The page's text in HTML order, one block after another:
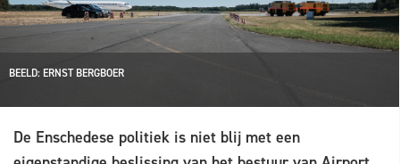
BEELD: ERNST BERGBOER
De Enschedese politiek is niet blij met een